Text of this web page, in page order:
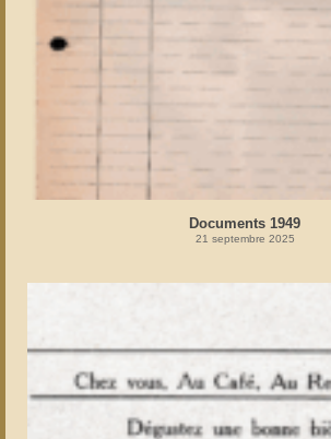
Documents 1949
21 septembre 2025